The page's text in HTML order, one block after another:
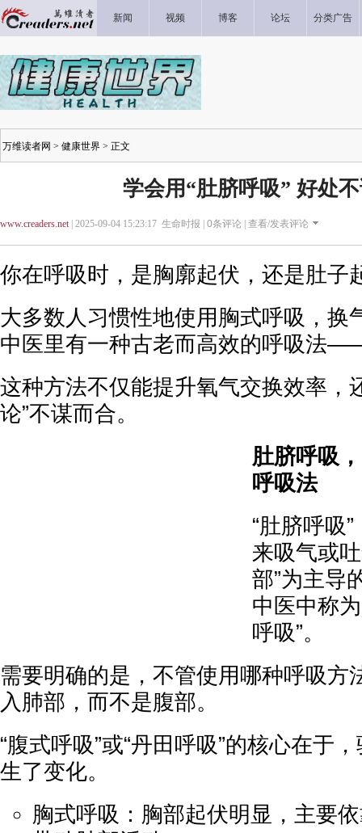
新闻 视频 博客 论坛 分类广告
万维读者网 > 健康世界 > 正文
学会用“肚脐呼吸” 好处
www.creaders.net| 2025-09-04 15:23:17 生命时报 | 0条评论 | 查看/发表评论
你在呼吸时，是胸廓起伏，还是肚子
大多数人习惯性地使用胸式呼吸，换
中医里有一种古老而高效的呼吸法
这种方法不仅能提升氧气交换效率，
论”不谋而合。
肚脐呼吸
呼吸法
“肚脐呼吸
来吸气或
部”为主导
中医中称
呼吸”。
需要明确的是，不管使用哪种呼吸方
入肺部，而不是腹部。
“腹式呼吸”或“丹田呼吸”的核心在于
生了变化。
胸式呼吸：胸部起伏明显，主要